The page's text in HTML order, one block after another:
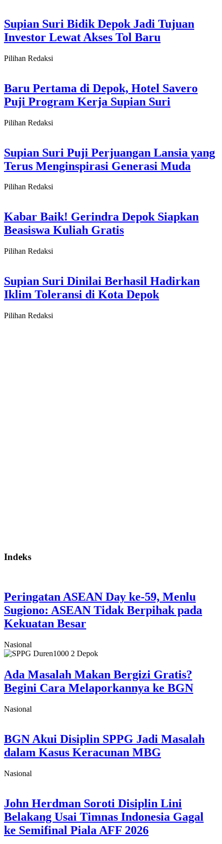
Supian Suri Bidik Depok Jadi Tujuan
Investor Lewat Akses Tol Baru
Pilihan Redaksi
Baru Pertama di Depok, Hotel Savero
Puji Program Kerja Supian Suri
Pilihan Redaksi
Supian Suri Puji Perjuangan Lansia yang
Terus Menginspirasi Generasi Muda
Pilihan Redaksi
Kabar Baik! Gerindra Depok Siapkan
Beasiswa Kuliah Gratis
Pilihan Redaksi
Supian Suri Dinilai Berhasil Hadirkan
Iklim Toleransi di Kota Depok
Pilihan Redaksi
Indeks
Peringatan ASEAN Day ke-59, Menlu
Sugiono: ASEAN Tidak Berpihak pada
Kekuatan Besar
Nasional
Ada Masalah Makan Bergizi Gratis?
Begini Cara Melaporkannya ke BGN
Nasional
BGN Akui Disiplin SPPG Jadi Masalah
dalam Kasus Keracunan MBG
Nasional
John Herdman Soroti Disiplin Lini
Belakang Usai Timnas Indonesia Gagal
ke Semifinal Piala AFF 2026